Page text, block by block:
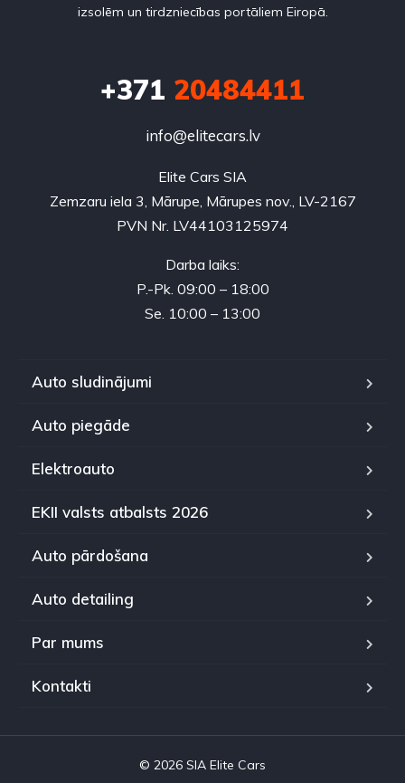
izsolēm un tirdzniecības portāliem Eiropā.
+371 20484411
info@elitecars.lv
Elite Cars SIA
Zemzaru iela 3, Mārupe, Mārupes nov., LV-2167
PVN Nr. LV44103125974
Darba laiks:
P.-Pk. 09:00 – 18:00
Se. 10:00 – 13:00
Auto sludinājumi
Auto piegāde
Elektroauto
EKII valsts atbalsts 2026
Auto pārdošana
Auto detailing
Par mums
Kontakti
© 2026 SIA Elite Cars